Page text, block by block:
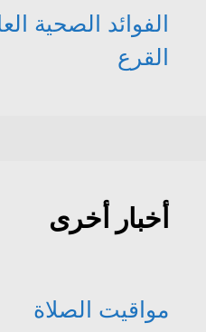
الفوائد الصحية
القرع
أخبار أخرى
مواقيت الصلاة